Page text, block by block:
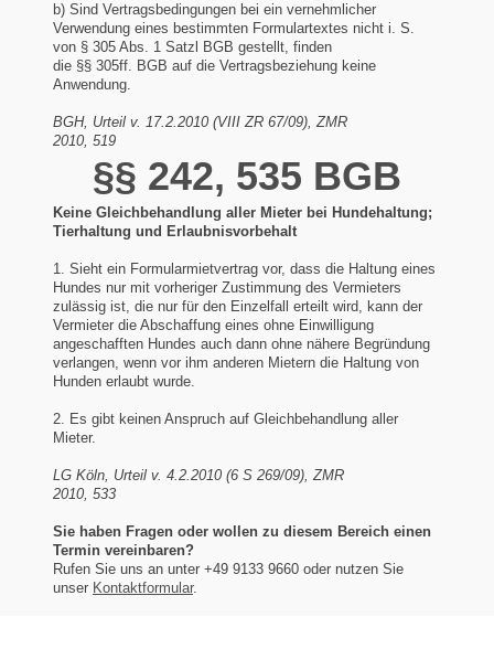
b) Sind Vertragsbedingungen bei ein vernehmlicher
Verwendung eines bestimmten Formulartextes nicht i. S.
von § 305 Abs. 1 Satzl BGB gestellt, finden
die §§ 305ff. BGB auf die Vertragsbeziehung keine
Anwendung.
BGH, Urteil v. 17.2.2010 (VIII ZR 67/09), ZMR
2010, 519
§§ 242, 535 BGB
Keine Gleichbehandlung aller Mieter bei Hundehaltung;
Tierhaltung und Erlaubnisvorbehalt
1. Sieht ein Formularmietvertrag vor, dass die Haltung eines
Hundes nur mit vorheriger Zustimmung des Vermieters
zulässig ist, die nur für den Einzelfall erteilt wird, kann der
Vermieter die Abschaffung eines ohne Einwilligung
angeschafften Hundes auch dann ohne nähere Begründung
verlangen, wenn vor ihm anderen Mietern die Haltung von
Hunden erlaubt wurde.
2. Es gibt keinen Anspruch auf Gleichbehandlung aller
Mieter.
LG Köln, Urteil v. 4.2.2010 (6 S 269/09), ZMR
2010, 533
Sie haben Fragen oder wollen zu diesem Bereich einen
Termin vereinbaren?
Rufen Sie uns an unter +49 9133 9660 oder nutzen Sie
unser Kontaktformular.